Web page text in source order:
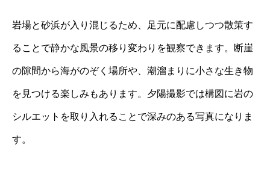
岩場と砂浜が入り混じるため、足元に配慮しつつ散策す
ることで静かな風景の移り変わりを観察できます。断崖
の隙間から海がのぞく場所や、潮溜まりに小さな生き物
を見つける楽しみもあります。夕陽撮影では構図に岩の
シルエットを取り入れることで深みのある写真になりま
す。